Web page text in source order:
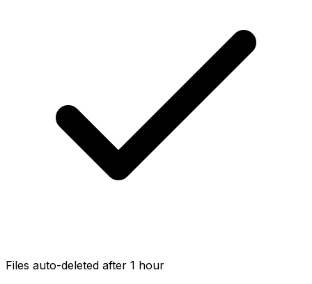
Files auto-deleted after 1 hour